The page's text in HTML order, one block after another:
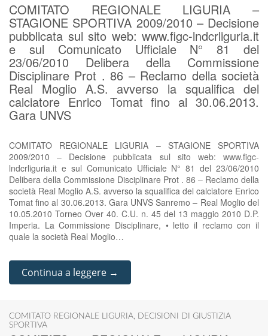
COMITATO REGIONALE LIGURIA –
STAGIONE SPORTIVA 2009/2010 – Decisione
pubblicata sul sito web: www.figc-lndcrliguria.it
e sul Comunicato Ufficiale N° 81 del
23/06/2010 Delibera della Commissione
Disciplinare Prot . 86 – Reclamo della società
Real Moglio A.S. avverso la squalifica del
calciatore Enrico Tomat fino al 30.06.2013.
Gara UNVS
COMITATO REGIONALE LIGURIA – STAGIONE SPORTIVA
2009/2010 – Decisione pubblicata sul sito web: www.figc-
lndcrliguria.it e sul Comunicato Ufficiale N° 81 del 23/06/2010
Delibera della Commissione Disciplinare Prot . 86 – Reclamo della
società Real Moglio A.S. avverso la squalifica del calciatore Enrico
Tomat fino al 30.06.2013. Gara UNVS Sanremo – Real Moglio del
10.05.2010 Torneo Over 40. C.U. n. 45 del 13 maggio 2010 D.P.
Imperia. La Commissione Disciplinare, • letto il reclamo con il
quale la società Real Moglio…
Continua a leggere →
COMITATO REGIONALE LIGURIA, DECISIONI DI GIUSTIZIA
SPORTIVA